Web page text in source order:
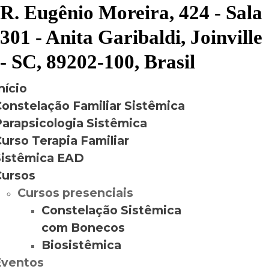
R. Eugênio Moreira, 424 - Sala
301 - Anita Garibaldi, Joinville
- SC, 89202-100, Brasil
Familiar Sistêmica
Sistêmica
Terapia Familiar
EAD
Cursos presenciais
Constelação Sistêmica
com Bonecos
Biosistêmica